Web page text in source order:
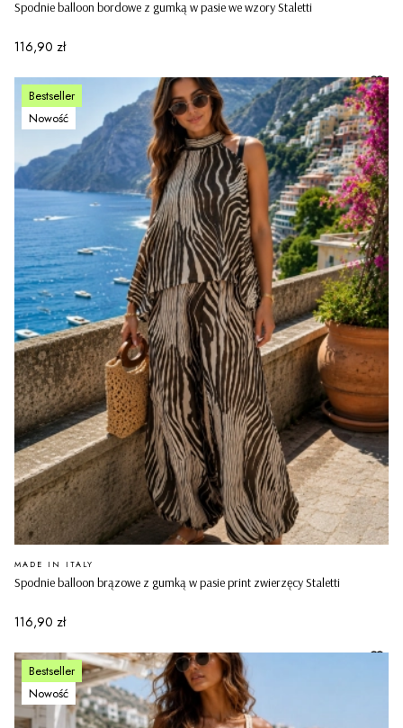
Spodnie balloon bordowe z gumką w pasie we wzory Staletti
Cena
116,90 zł
Bestseller
Nowość
Spodnie balloon brązowe z gumką w pasie print zwierzęcy Staletti
PRODUCENT
MADE IN ITALY
Cena
116,90 zł
Bestseller
Nowość